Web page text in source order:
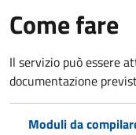
Come fare
Il servizio può essere
documentazione
Moduli da